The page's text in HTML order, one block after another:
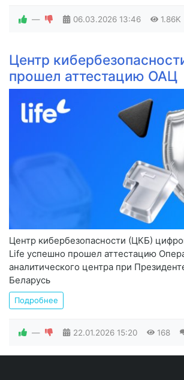
— 06.03.2026 13:46 1.86K
Центр
прошел аттестацию ОАЦ
Центр кибербезопасности (ЦКБ)
Life успешно прошел аттестацию
аналитического центра при
Беларусь
Подробнее
— 22.01.2026 15:20 168